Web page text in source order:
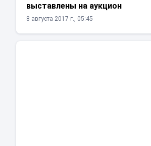
выставлены на аукцион
8 августа 2017 г., 05:45